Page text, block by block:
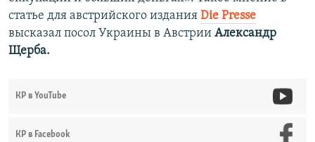
статье для австрийского издания Die Presse
высказал посол Украины в Австрии Александр
Щерба.
КР в YouTube
КР в Facebook